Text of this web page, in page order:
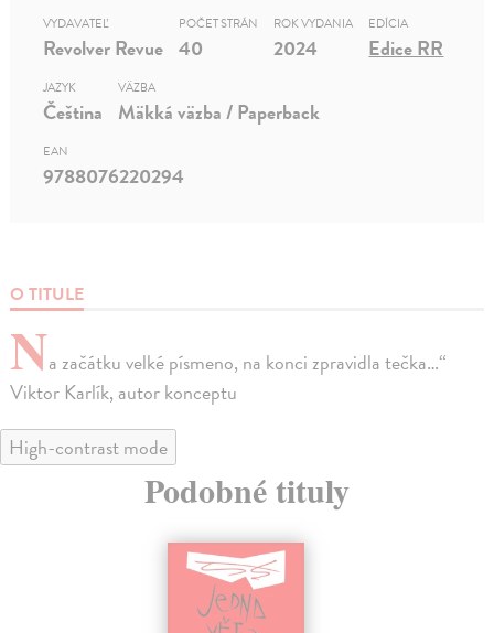
O TITULE
Na začátku velké písmeno, na konci zpravidla tečka…“
Viktor Karlík, autor konceptu
VYDAVATEĽ
Revolver Revue
POČET STRÁN
40
ROK VYDANIA
2024
EDÍCIA
Edice RR
JAZYK
Čeština
VÄZBA
Mäkká väzba / Paperback
EAN
9788076220294
High-contrast mode
Podobné tituly